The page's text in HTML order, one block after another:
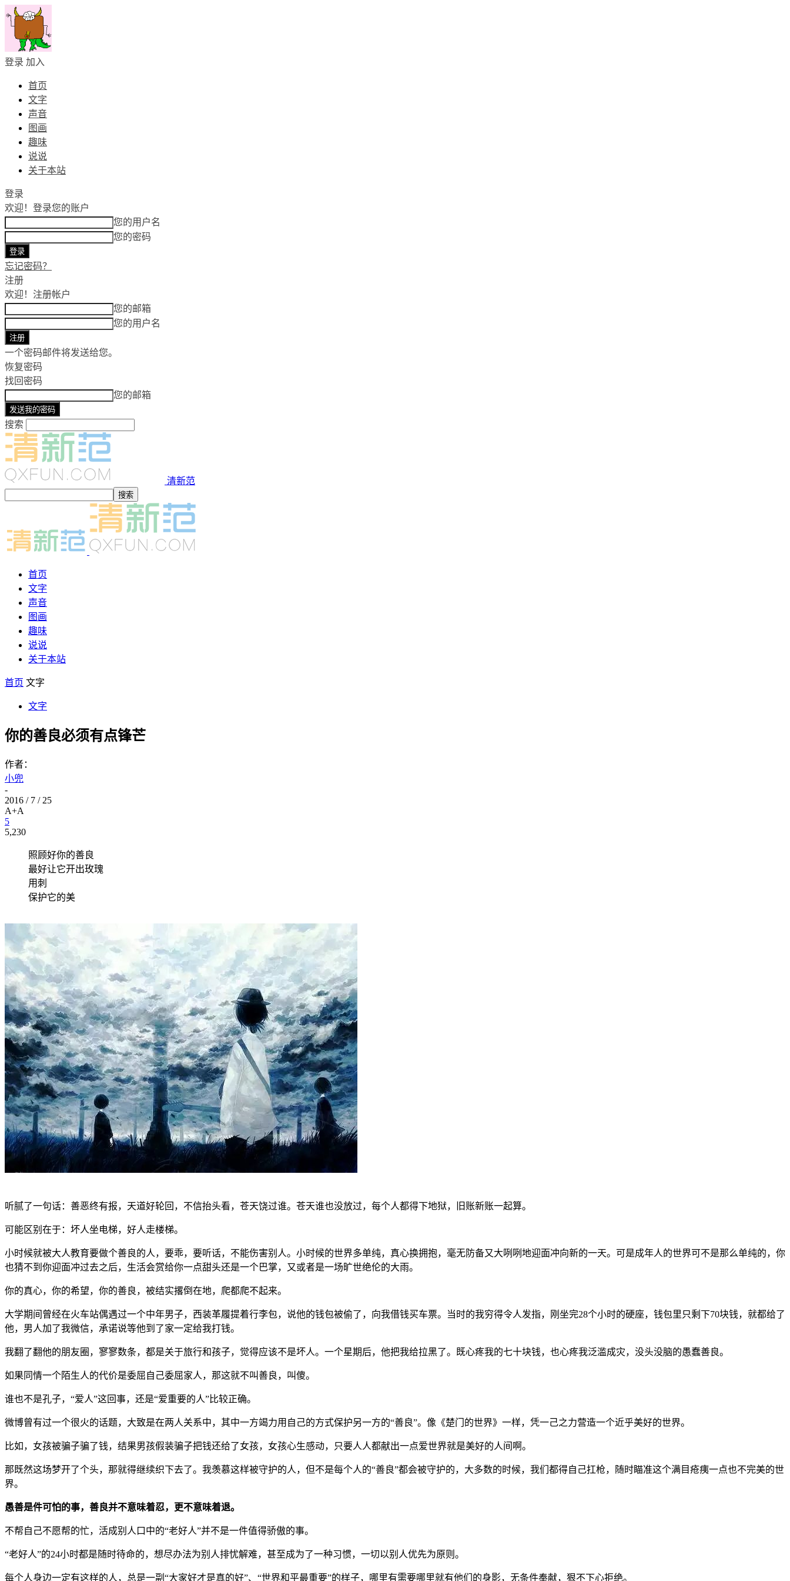
登录 加入
首页
文字
声音
图画
趣味
说说
关于本站
登录
欢迎！ 登录您的账户
您的用户名
您的密码
忘记密码？
注册
欢迎！ 注册帐户
您的邮箱
您的用户名
一个密码邮件将发送给您。
恢复密码
找回密码
您的邮箱
搜索
清新范
首页
文字
声音
图画
趣味
说说
关于本站
首页 文字
文字
你的善良必须有点锋芒
作者：
小兜
-
2016 / 7 / 25
A+A
5
5,230
照顾好你的善良
最好让它开出玫瑰
用刺
保护它的美
听腻了一句话：善恶终有报，天道好轮回，不信抬头看，苍天饶过谁。苍天谁也没放过，每个人都得下地狱，旧账新账一起算。
可能区别在于：坏人坐电梯，好人走楼梯。
小时候就被大人教育要做个善良的人，要乖，要听话，不能伤害别人。小时候的世界多单纯，真心换拥抱，毫无防备又大咧咧地迎面冲向新的一天。可是成年人的世界可不是那么单纯的，你
也猜不到你迎面冲过去之后，生活会赏给你一点甜头还是一个巴掌，又或者是一场旷世绝伦的大雨。
你的真心，你的希望，你的善良，被结实撂倒在地，爬都爬不起来。
大学期间曾经在火车站偶遇过一个中年男子，西装革履提着行李包，说他的钱包被偷了，向我借钱买车票。当时的我穷得令人发指，刚坐完28个小时的硬座，钱包里只剩下70块钱，就都给了
他，男人加了我微信，承诺说等他到了家一定给我打钱。
我翻了翻他的朋友圈，寥寥数条，都是关于旅行和孩子，觉得应该不是坏人。一个星期后，他把我给拉黑了。既心疼我的七十块钱，也心疼我泛滥成灾，没头没脑的愚蠢善良。
如果同情一个陌生人的代价是委屈自己委屈家人，那这就不叫善良，叫傻。
谁也不是孔子，“爱人”这回事，还是“爱重要的人”比较正确。
微博曾有过一个很火的话题，大致是在两人关系中，其中一方竭力用自己的方式保护另一方的“善良”。像《楚门的世界》一样，凭一己之力营造一个近乎美好的世界。
比如，女孩被骗子骗了钱，结果男孩假装骗子把钱还给了女孩，女孩心生感动，只要人人都献出一点爱世界就是美好的人间啊。
那既然这场梦开了个头，那就得继续织下去了。我羡慕这样被守护的人，但不是每个人的“善良”都会被守护的，大多数的时候，我们都得自己扛枪，随时瞄准这个满目疮痍一点也不完美的世
界。
愚善是件可怕的事，善良并不意味着忍，更不意味着退。
不帮自己不愿帮的忙，活成别人口中的“老好人”并不是一件值得骄傲的事。
“老好人”的24小时都是随时待命的，想尽办法为别人排忧解难，甚至成为了一种习惯，一切以别人优先为原则。
每个人身边一定有这样的人，总是一副“大家好才是真的好”、“世界和平最重要”的样子，哪里有需要哪里就有他们的身影，无条件奉献，狠不下心拒绝。